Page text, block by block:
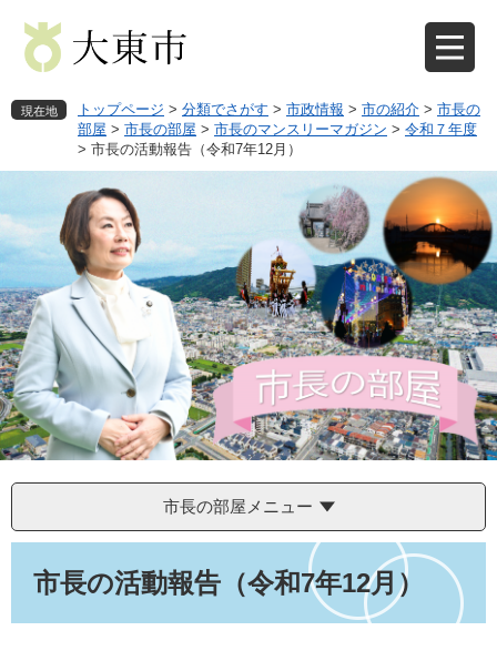
先
す
を
し
本
文
へ
現在地 トップページ > 分類でさがす > 市政情報 > 市の紹介 > 市長の
部屋 > 市長の部屋 > 市長のマンスリーマガジン > 令和７年度
> 市長の活動報告（令和7年12月）
市長の部屋メニュー
市長の活動報告（令和7年12月）